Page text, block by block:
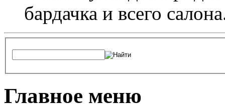
бардачка и всего
Главное меню